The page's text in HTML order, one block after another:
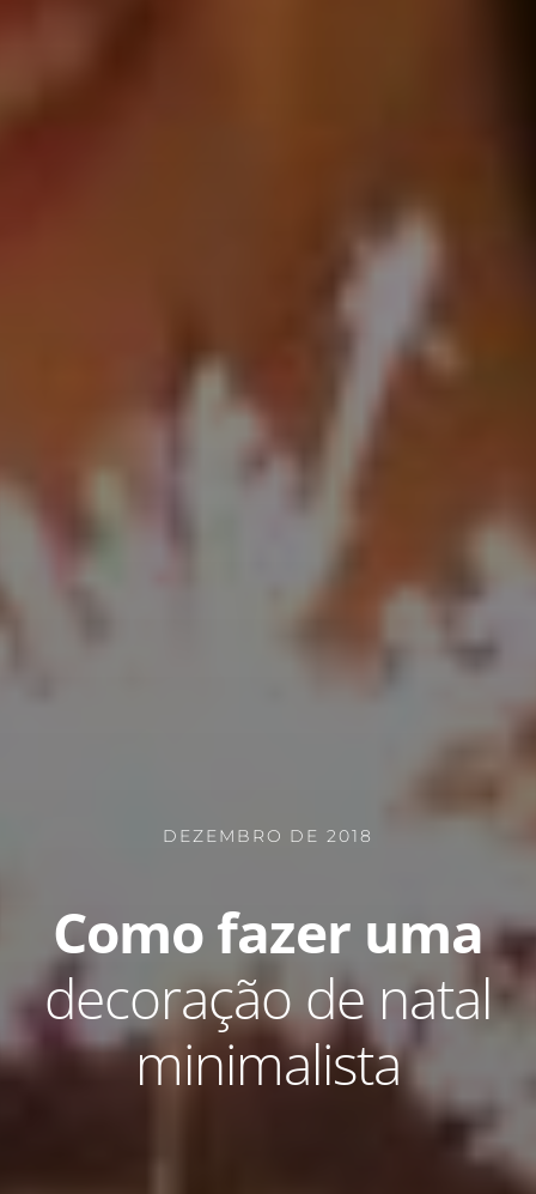
DEZEMBRO DE 2018
Como fazer uma
decoração de natal
minimalista